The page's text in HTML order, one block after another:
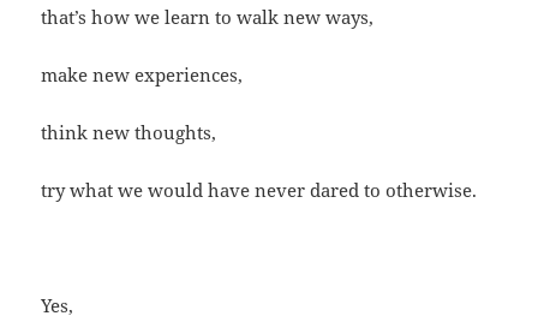
that’s how we learn to walk new ways,
make new experiences,
think new thoughts,
try what we would have never dared to otherwise.
Yes,